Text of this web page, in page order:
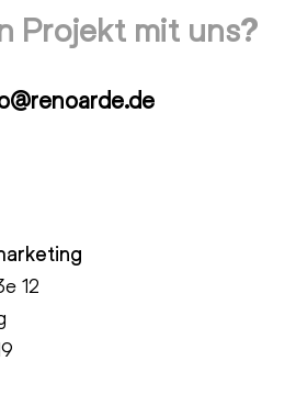
Projekt mit uns?
12